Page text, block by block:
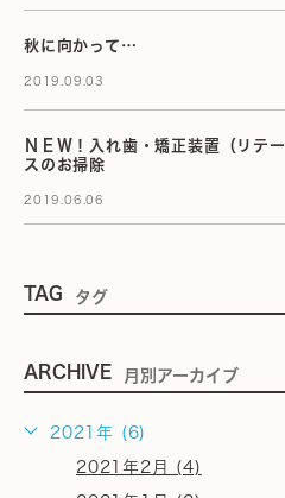
秋に向かって…
2019.09.03
ＮＥＷ！入れ歯・矯正装置（リテ
スのお掃除
2019.06.06
TAG タグ
ARCHIVE 月別アーカイブ
2021年 (6)
2021年2月 (4)